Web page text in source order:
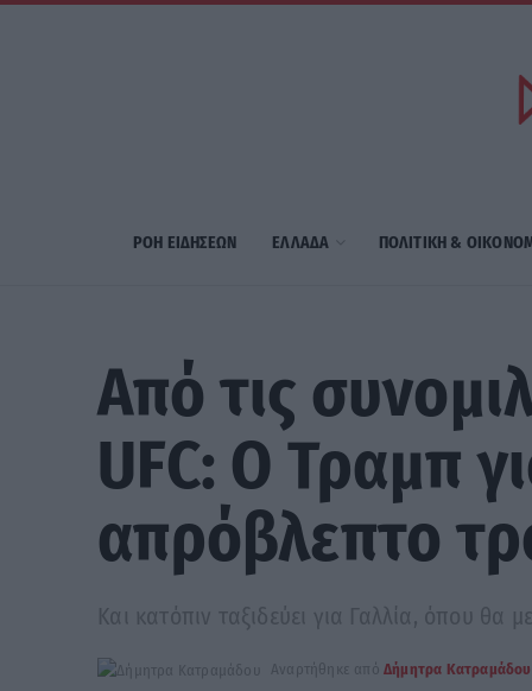
ΡΟΗ ΕΙΔΗΣΕΩΝ ΕΛΛΑΔΑ ΠΟΛΙΤΙΚΗ &
Από τις
UFC: Ο Τραμπ
απρόβλεπτο
Και κατόπιν ταξιδεύει για Γαλλία, όπου
Αναρτήθηκε από Δήμητρα Κατραμάδου